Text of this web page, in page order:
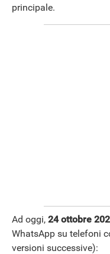
principale.
Ad oggi, 24 ottobre
WhatsApp su telefoni
versioni successive):